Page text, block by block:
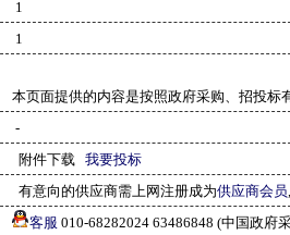
1
1
本页面提供的内容是按照政府采购、招投标
-
附件下载 我要投标
有意向的供应商需上网注册成为供应商会员
客服 010-68282024 63486848 (中国政府